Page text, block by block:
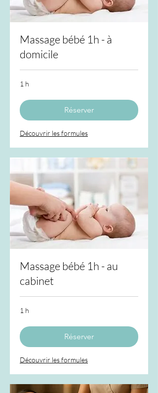
Massage bébé 1h - à
domicile
1 h
Réserver
Découvrir les formules
Massage bébé 1h - au
cabinet
1 h
Réserver
Découvrir les formules